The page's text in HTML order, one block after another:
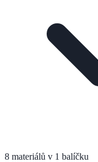
8 materiálů v 1 balíčku